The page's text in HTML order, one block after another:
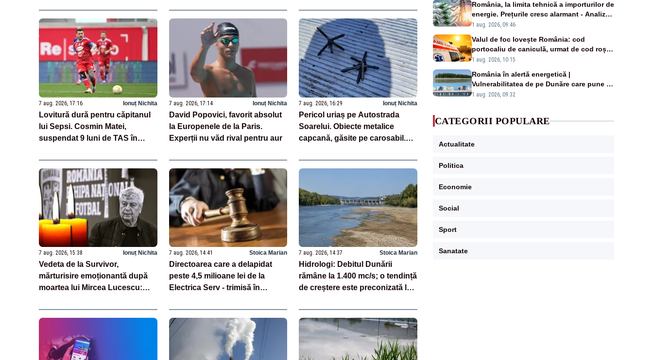
7 aug. 2026, 17:16 Ionuț Nichita
Lovitură dură pentru căpitanul
lui Sepsi. Cosmin Matei,
suspendat 9 luni de TAS în
7 aug. 2026, 17:14 Ionuț Nichita
David Popovici, favorit absolut
la Europenele de la Paris.
Experții nu văd rival pentru aur
7 aug. 2026, 16:29 Ionuț Nichita
Pericol uriaș pe Autostrada
Soarelui. Obiecte metalice
capcană, găsite pe carosabil.
7 aug. 2026, 15:38 Ionuț Nichita
Vedeta de la Survivor,
mărturisire emoționantă după
moartea lui Mircea Lucescu:
7 aug. 2026, 14:41 Stoica Marian
Directoarea care a delapidat
peste 4,5 milioane lei de la
Electrica Serv - trimisă în
7 aug. 2026, 14:37 Stoica Marian
Hidrologi: Debitul Dunării
rămâne la 1.400 mc/s; o tendință
de creștere este preconizată la
România, la limita tehnică a importurilor de
energie. Prețurile cresc alarmant - Analiză
Realitatea Plus
1 aug. 2026, 09:46
Valul de foc lovește România: cod
portocaliu de caniculă, urmat de cod roșu
duminică. Temperaturile urcă spre 40°C
1 aug. 2026, 10:15
România în alertă energetică |
Vulnerabilitatea de pe Dunăre care pune în
pericol Centrala Cernavodă era cunoscută
1 aug. 2026, 09:32
CATEGORII POPULARE
Actualitate
Politica
Economie
Social
Sport
Sanatate